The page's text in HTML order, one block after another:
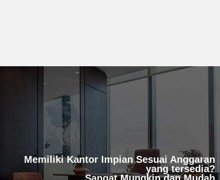
Memiliki Kantor Impian Sesuai Anggaran
yang tersedia?
Sangat Mungkin dan Mudah